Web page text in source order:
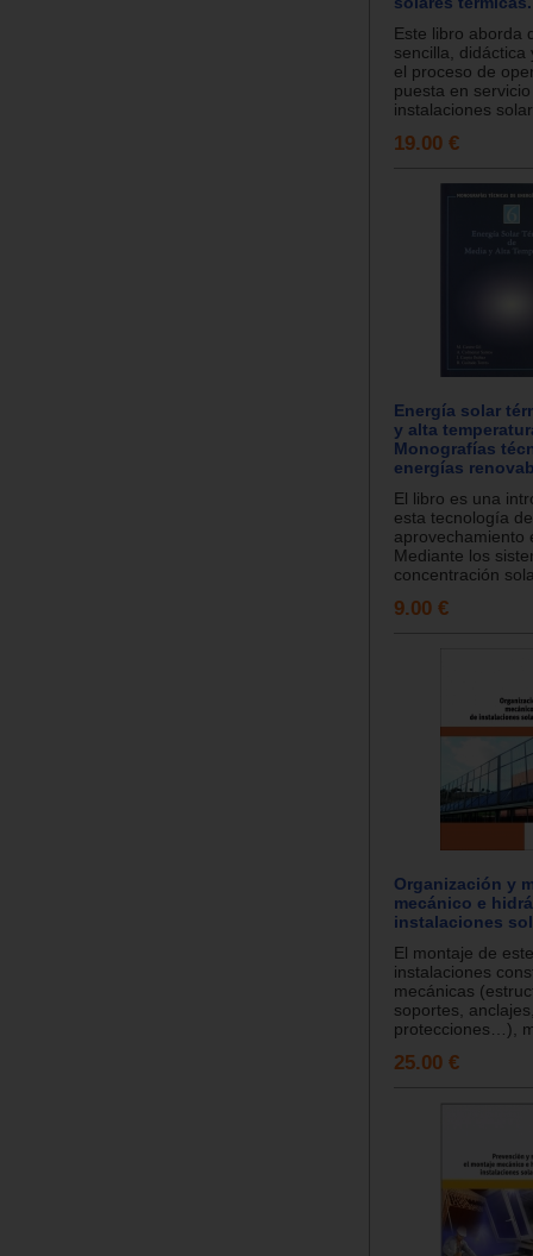
Este libro aborda
sencilla, didáctica
el proceso de
puesta en
instalaciones
19.00 €
Energía solar
y alta
Monografías
energías
El libro es una
esta tecnología de
aprovechamiento
Mediante los
concentración
9.00 €
Organización y
mecánico e
instalaciones
El montaje de
instalaciones
mecánicas
soportes,
protecciones…),
25.00 €